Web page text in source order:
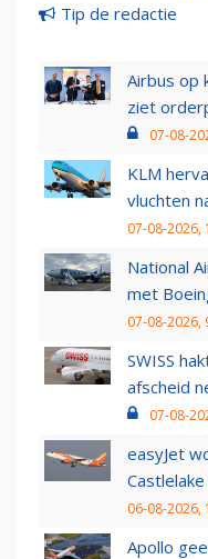
Tip de redactie
Airbus op
ziet
07-08-
KLM
vluchten
07-08-2026,
National
met
07-08-2026,
SWISS
afscheid
07-08-
easyJet
06-08-2026,
Apollo